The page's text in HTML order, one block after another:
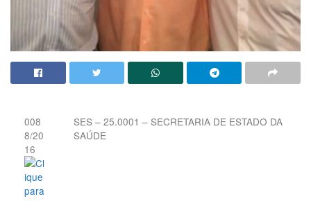
008
8/20
16
SES – 25.0001 – SECRETARIA DE ESTADO DA
SAÚDE